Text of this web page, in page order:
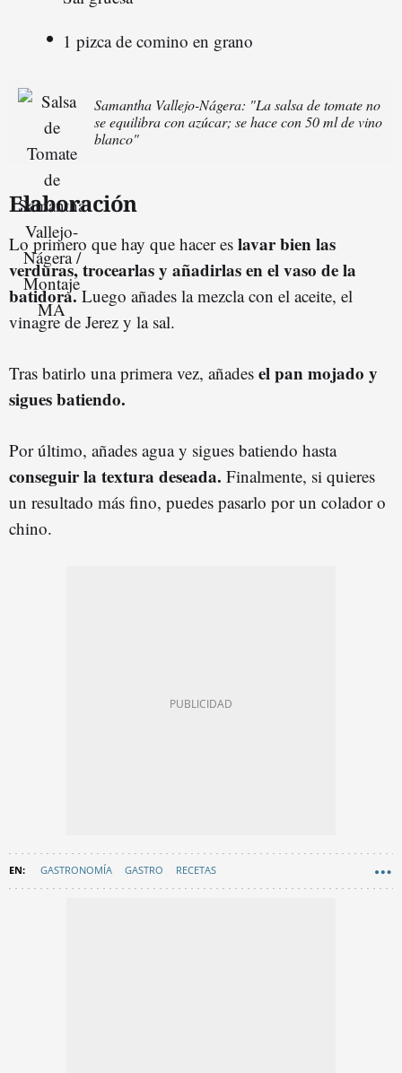
1 pizca de comino en grano
Samantha Vallejo-Nágera: "La salsa de tomate no
se equilibra con azúcar; se hace con 50 ml de vino
blanco"
Elaboración
Lo primero que hay que hacer es lavar bien las
verduras, trocearlas y añadirlas en el vaso de la
batidora.Luego añades la mezcla con el aceite, el
vinagre de Jerez y la sal.
Tras batirlo una primera vez, añades el pan mojado y
sigues batiendo.
Por último, añades agua y sigues batiendo hasta
conseguir la textura deseada. Finalmente, si quieres
un resultado más fino, puedes pasarlo por un colador o
chino.
GASTRONOMÍA GASTRO RECETAS